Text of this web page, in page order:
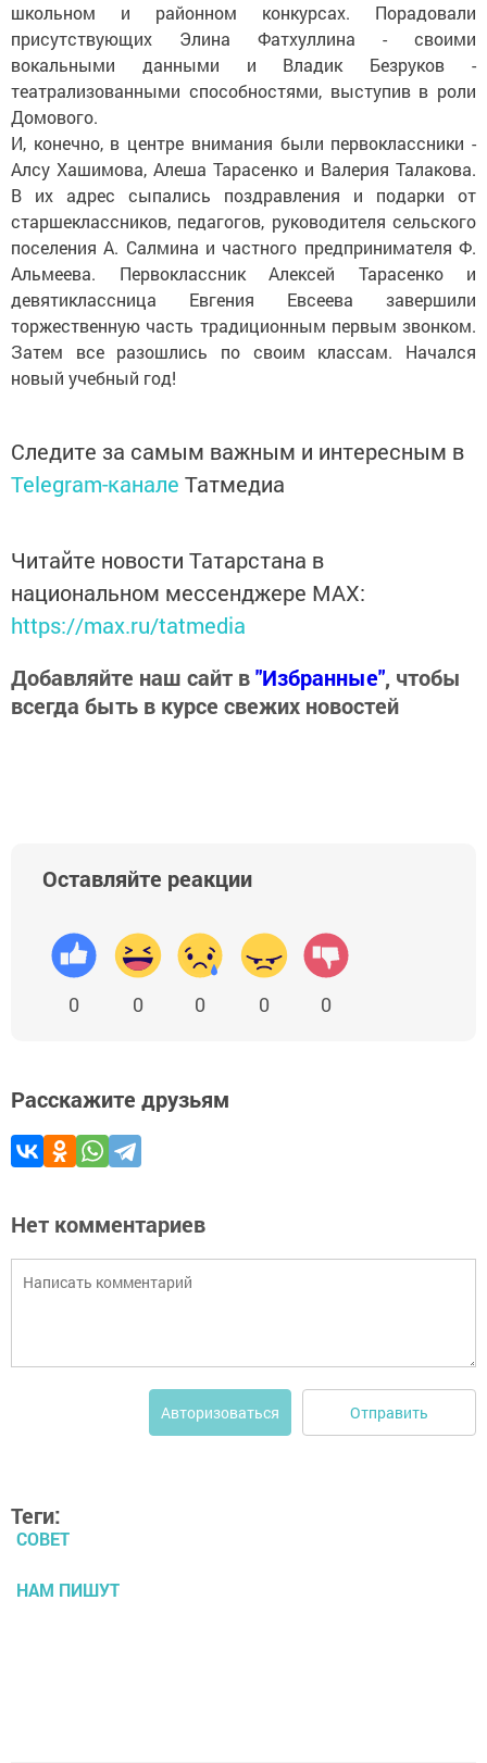
школьном и районном конкурсах. Порадовали
присутствующих Элина Фатхуллина - своими
вокальными данными и Владик Безруков -
театрализованными способностями, выступив в роли
Домового.
И, конечно, в центре внимания были первоклассники -
Алсу Хашимова, Алеша Тарасенко и Валерия Талакова.
В их адрес сыпались поздравления и подарки от
старшеклассников, педагогов, руководителя сельского
поселения А. Салмина и частного предпринимателя Ф.
Альмеева. Первоклассник Алексей Тарасенко и
девятиклассница Евгения Евсеева завершили
торжественную часть традиционным первым звонком.
Затем все разошлись по своим классам. Начался
новый учебный год!
Следите за самым важным и интересным в
Telegram-канале Татмедиа
Читайте новости Татарстана в
национальном мессенджере MАХ:
https://max.ru/tatmedia
Добавляйте наш сайт в"Избранные", чтобы
всегда быть в курсе свежих новостей
Оставляйте реакции
0 0 0 0 0
Расскажите друзьям
Нет комментариев
Авторизоваться Отправить
Теги:
СОВЕТ
НАМ ПИШУТ